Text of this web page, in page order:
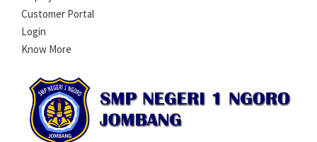
Customer Portal
Login
Know More